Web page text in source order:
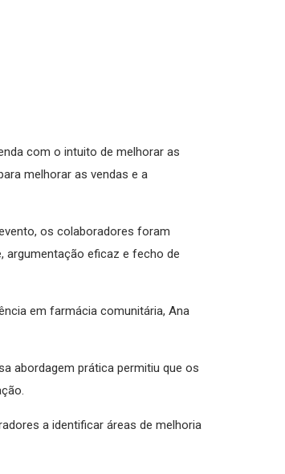
com o intuito de melhorar as
melhorar as vendas e a
os colaboradores foram
argumentação eficaz e fecho de
em farmácia comunitária, Ana
abordagem prática permitiu que os
a identificar áreas de melhoria